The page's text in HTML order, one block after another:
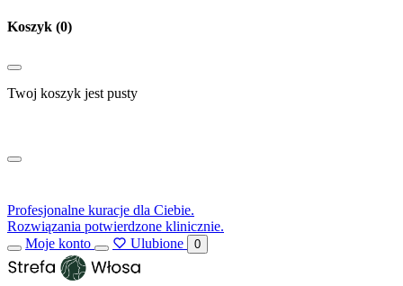
Koszyk (0)
Twoj koszyk jest pusty
Profesjonalne kuracje dla Ciebie.
Rozwiązania potwierdzone klinicznie.
Moje konto
Ulubione 0